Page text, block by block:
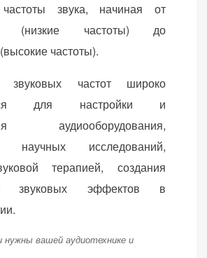
звука, начиная от
(низкие частоты) до
частоты).
звуковых частот широко
для настройки и
аудиооборудования,
научных исследований,
терапией, создания
звуковых эффектов в